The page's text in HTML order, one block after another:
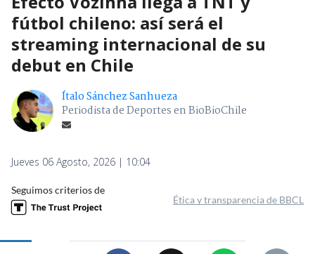
fútbol chileno: así será el
streaming internacional de su
debut en Chile
Ítalo Sánchez Sanhueza
Periodista de Deportes en BioBioChile
Jueves 06 Agosto, 2026 | 10:04
Seguimos criterios de
Ética y transparencia de BBCL